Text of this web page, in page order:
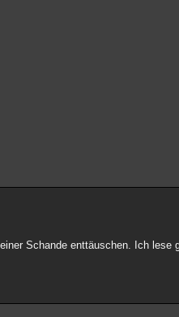
Schande enttäuschen. Ich